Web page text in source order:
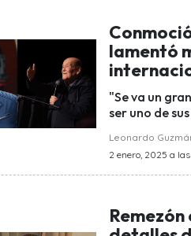
lamentó
"Se va un
ser uno de
Leonardo
2 enero, 2025 a las